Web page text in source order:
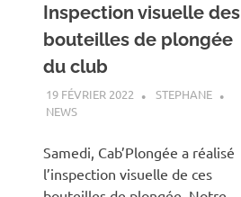
Inspection visuelle des
bouteilles de plongée
du club
19 FÉVRIER 2022
STEPHANE
NEWS
Samedi, Cab’Plongée a réalisé
l’inspection visuelle de ces